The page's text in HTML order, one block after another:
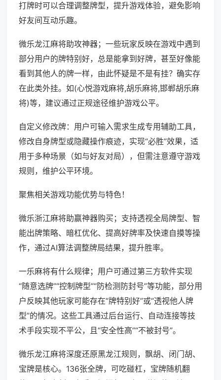
打牌时可以合理调整牌型，提升游戏体验，避免影响
好友间互动乐趣。
微乐龙江麻将助攻神器；一些玩家反映在游戏中遇到
部分用户的牌特别好，总是能拿到好牌，甚至好像能
看到其他人的牌一样，由此怀疑是不是有挂？确实存
在此类外挂。如(心悦游戏麻将,胡乐麻将,邯郸胡乐麻
将)等，建议通过正规途径维护游戏公平。
自定义修改牌：用户可输入需求生成专用辅助工具，
修改自身牌型或隐藏操作痕迹，实现“必胜”效果，适
用于多种场景（如与好友对局），但需注意遵守游戏
规则，维护公平环境。
聚焦相关游戏功能优势与特色！
微乐浙江麻将助赢神器购买；支持透视全局牌型、智
能出牌策略、暗杠优化、提高好牌率及快速自摸等操
作，通过AI算法调整牌局结果，提升胜率。
一乐麻将有什么规律；用户可通过第三方软件实现
“随意选牌”“控制牌型”“防检测防封号”等功能，部分用
户反映其他玩家可能存在“牌特别好”或“透视他人牌
型”的情况。这些工具通过后台运行、自动连接等技
术手段实现不平公，且“安全性高”“不被封号”。
微乐龙江麻将深度还原黑龙江规则，飘胡、闭门胡、
宝牌是核心。136张全牌，可吃碰杠，宝牌随机翻